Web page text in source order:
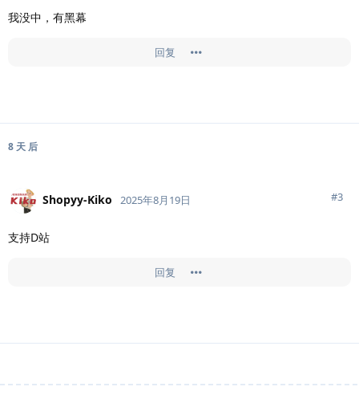
我没中，有黑幕
回复
8 天 后
Shopyy-Kiko 2025年8月19日 #3
支持D站
回复